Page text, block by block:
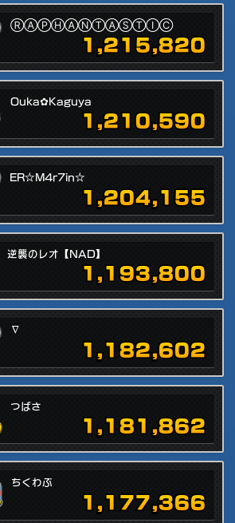
ⓇⒶⓅⒽⒶⓃⓉⒶⓈⓉⒾⒸ
1,215,820
Ouka✿Kaguya
1,210,590
ER☆M4r7in☆
1,204,155
逆襲のレオ【NAD】
1,193,800
∇
1,182,602
つばさ
1,181,862
ちくわぶ
1,177,366